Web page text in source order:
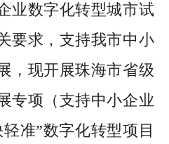
业数字化转型城市试
要求，支持我市中小
，现开展珠海市省级
专项（支持中小企业
准”数字化转型项目